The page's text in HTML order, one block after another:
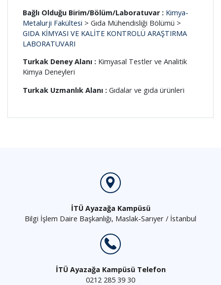
Bağlı Olduğu Birim/Bölüm/Laboratuvar : Kimya-
Metalurji Fakültesi > Gıda Mühendisliği Bölümü >
GIDA KİMYASI VE KALİTE KONTROLÜ ARAŞTIRMA
LABORATUVARI
Turkak Deney Alanı : Kimyasal Testler ve Analitik
Kimya Deneyleri
Turkak Uzmanlık Alanı : Gıdalar ve gıda ürünleri
İTÜ Ayazağa Kampüsü
Bilgi İşlem Daire Başkanlığı, Maslak-Sarıyer / İstanbul
İTÜ Ayazağa Kampüsü Telefon
0212 285 39 30